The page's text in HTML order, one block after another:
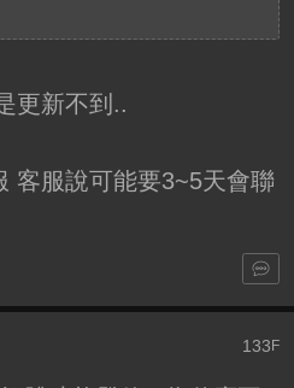
更新不到..
客服說可能要3~5天會聯
133F